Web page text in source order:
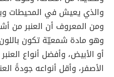
والذي يعيش في المحيطات
ومن المعروف أن العنبر من
وهو مادة شمعيّة تكون
أو الأبيض، وأفضل أنواع
الأصفر، وأقل أنواعه جودةً